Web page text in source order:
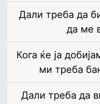
Дали треба да
да ме
Кога ќе ја
ми треба
Дали треба да